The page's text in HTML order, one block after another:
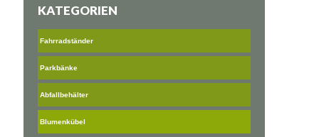
KATEGORIEN
Fahrradständer
Parkbänke
Abfallbehälter
Blumenkübel